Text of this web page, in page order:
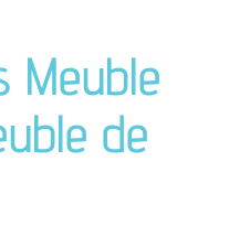
Meuble
de